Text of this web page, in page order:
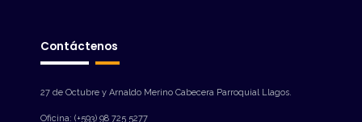
Contáctenos
27 de Octubre y Arnaldo Merino Cabecera Parroquial Llagos.
Oficina: (+593) 98 725 5277